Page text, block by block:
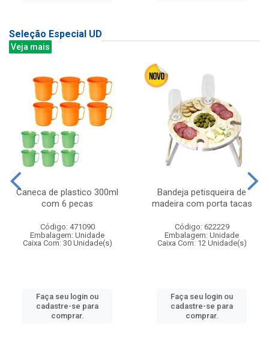
Seleção Especial UD
Veja mais
Caneca de plastico 300ml
com 6 pecas
Código: 471090
Embalagem: Unidade
Caixa Com: 30 Unidade(s)
Faça seu login ou
cadastre-se para
comprar.
Bandeja petisqueira de
madeira com porta tacas
Código: 622229
Embalagem: Unidade
Caixa Com: 12 Unidade(s)
Faça seu login ou
cadastre-se para
comprar.